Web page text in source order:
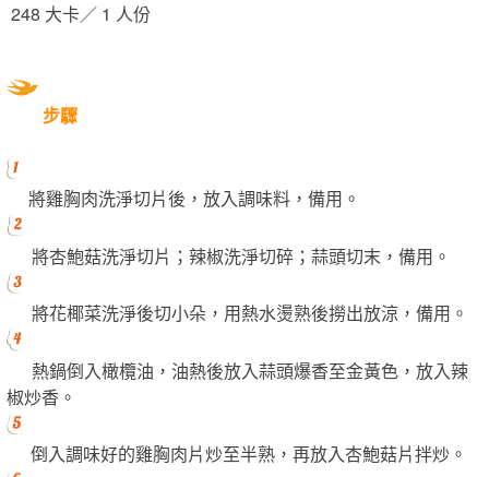
248 大卡／ 1 人份
步驟
將雞胸肉洗淨切片後，放入調味料，備用。
將杏鮑菇洗淨切片；辣椒洗淨切碎；蒜頭切末，備用。
將花椰菜洗淨後切小朵，用熱水燙熟後撈出放涼，備用。
熱鍋倒入橄欖油，油熱後放入蒜頭爆香至金黃色，放入辣
椒炒香。
倒入調味好的雞胸肉片炒至半熟，再放入杏鮑菇片拌炒。